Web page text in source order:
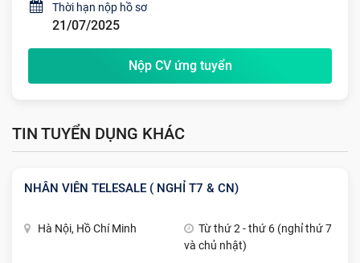
Thời hạn nộp hồ sơ
21/07/2025
Nộp CV ứng tuyển
TIN TUYỂN DỤNG KHÁC
NHÂN VIÊN TELESALE ( NGHỈ T7 & CN)
Hà Nội, Hồ Chí Minh
Từ thứ 2 - thứ 6 (nghỉ thứ 7
và chủ nhật)